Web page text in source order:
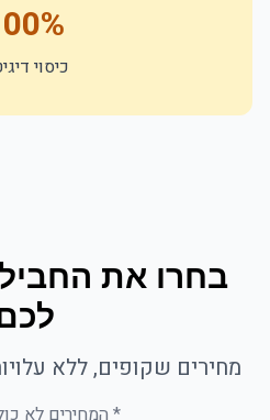
כיסוי
בחרו את
מחירים שקופים, ללא
* המחירים לא